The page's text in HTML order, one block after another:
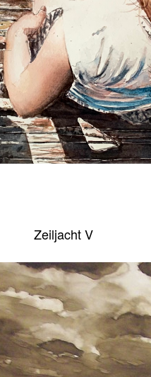
Zeiljacht V